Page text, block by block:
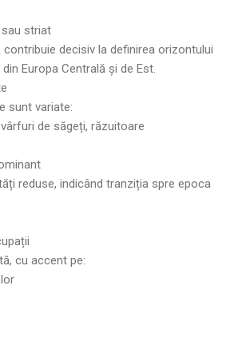
striat
decisiv la definirea orizontului
Europa Centrală și de Est.
sunt variate:
de săgeți, răzuitoare
reduse, indicând tranziția spre epoca
cu accent pe: